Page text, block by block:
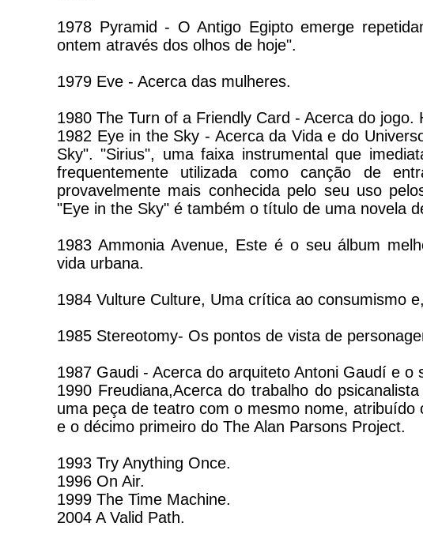
1978 Pyramid - O Antigo Egipto emerge
ontem através dos olhos de hoje".
1979 Eve - Acerca das mulheres.
1980 The Turn of a Friendly Card - Acerca do
1982 Eye in the Sky - Acerca da Vida e do
Sky". "Sirius", uma faixa instrumental que
frequentemente utilizada como canção de
provavelmente mais conhecida pelo seu uso
"Eye in the Sky" é também o título de uma novela
1983 Ammonia Avenue, Este é o seu álbum
vida urbana.
1984 Vulture Culture, Uma crítica ao consumismo
1985 Stereotomy- Os pontos de vista de
1987 Gaudi - Acerca do arquiteto Antoni Gaudí e
1990 Freudiana,Acerca do trabalho do
uma peça de teatro com o mesmo nome,
e o décimo primeiro do The Alan Parsons Project.
1993 Try Anything Once.
1996 On Air.
1999 The Time Machine.
2004 A Valid Path.